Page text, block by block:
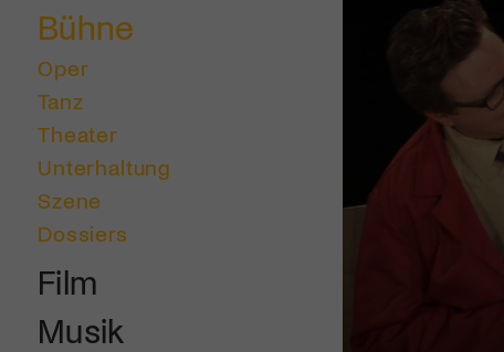
Bühne
Oper
Tanz
Theater
Unterhaltung
Szene
Dossiers
Film
Musik